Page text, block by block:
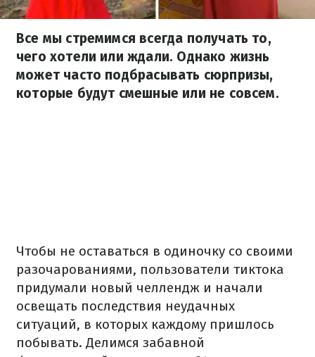
Все мы стремимся всегда получать то,
чего хотели или ждали. Однако жизнь
может часто подбрасывать сюрпризы,
которые будут смешные или не совсем.
Чтобы не оставаться в одиночку со своими
разочарованиями, пользователи тиктока
придумали новый челлендж и начали
освещать последствия неудачных
ситуаций, в которых каждому пришлось
побывать. Делимся забавной